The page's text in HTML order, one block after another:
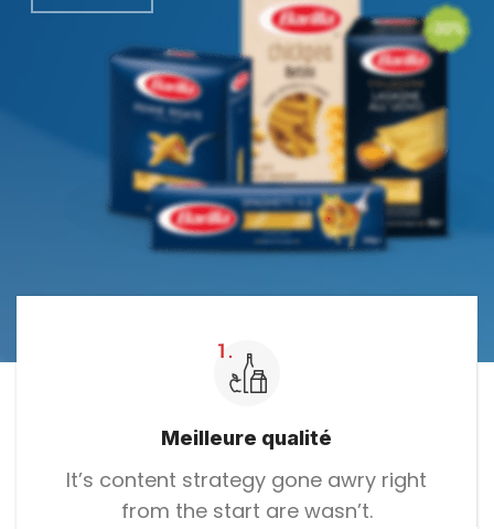
Meilleure qualité
It’s content strategy gone awry right
from the start are wasn’t.